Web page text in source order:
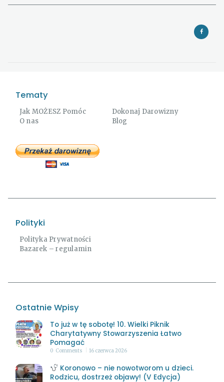
Tematy
Jak MOŻESZ Pomóc
Dokonaj Darowizny
O nas
Blog
Polityki
Polityka Prywatności
Bazarek – regulamin
Ostatnie Wpisy
To już w tę sobotę! 10. Wielki Piknik
Charytatywny Stowarzyszenia Łatwo
Pomagać
0 Comments 16 czerwca 2026
Koronowo – nie nowotworom u dzieci.
Rodzicu, dostrzeż objawy! (V Edycja)